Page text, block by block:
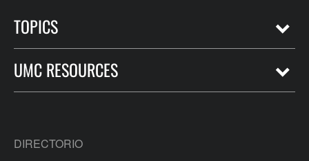
TOPICS
UMC RESOURCES
DIRECTORIO